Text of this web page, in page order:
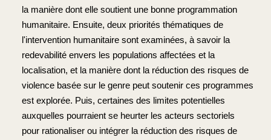
la manière dont elle soutient une bonne programmation
humanitaire. Ensuite, deux priorités thématiques de
l'intervention humanitaire sont examinées, à savoir la
redevabilité envers les populations affectées et la
localisation, et la manière dont la réduction des risques de
violence basée sur le genre peut soutenir ces programmes
est explorée. Puis, certaines des limites potentielles
auxquelles pourraient se heurter les acteurs sectoriels
pour rationaliser ou intégrer la réduction des risques de